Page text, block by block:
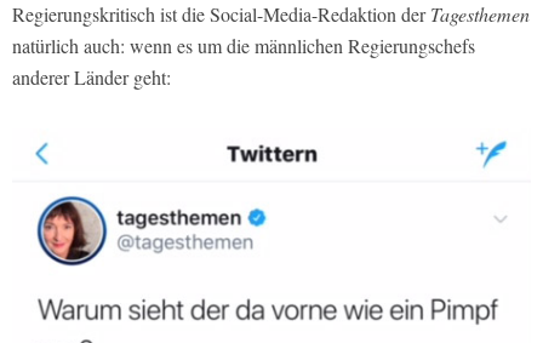
Regierungskritisch ist die Social-Media-Redaktion derTagesthemen
natürlich auch: wenn es um die männlichen Regierungschefs
anderer Länder geht: